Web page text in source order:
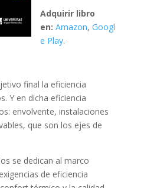
Adquirir libro
en: Amazon, Googl
e Play.
final la eficiencia
Y en dicha eficiencia
envolvente, instalaciones
que son los ejes de
se dedican al marco
de eficiencia